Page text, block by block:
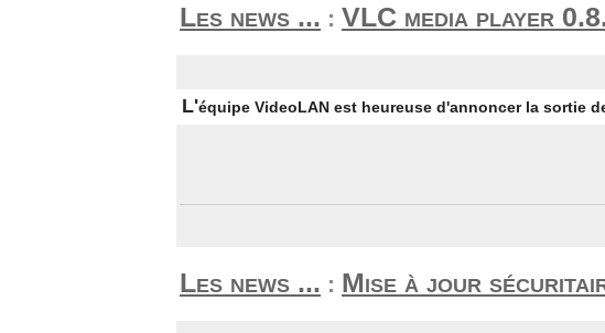
Les news ... : VLC media player
L'équipe VideoLAN est heureuse d'annoncer la sortie
Les news ... : Mise à jour